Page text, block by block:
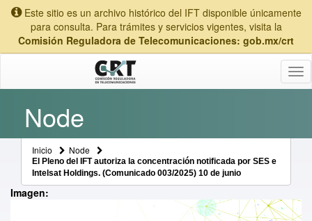
Este sitio es un archivo histórico del IFT disponible únicamente
para consulta. Para trámites y servicios vigentes, visita la
Comisión Reguladora de Telecomunicaciones: gob.mx/crt
Node
Inicio Node
El Pleno del IFT autoriza la concentración notificada por SES e
Intelsat Holdings. (Comunicado 003/2025) 10 de junio
Imagen: